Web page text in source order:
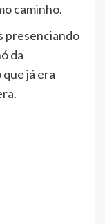
caminho.
presenciando
da
já era